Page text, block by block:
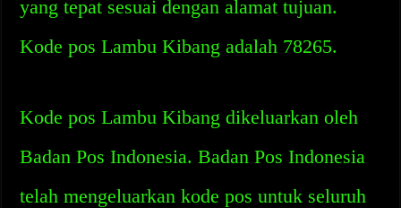
yang tepat sesuai dengan alamat tujuan.
Kode pos Lambu Kibang adalah 78265.
Kode pos Lambu Kibang dikeluarkan oleh
Badan Pos Indonesia. Badan Pos Indonesia
telah mengeluarkan kode pos untuk seluruh